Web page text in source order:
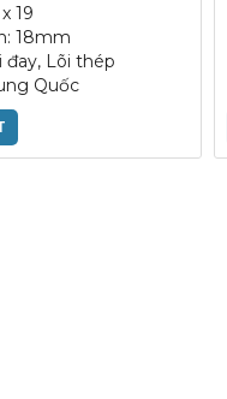
19
18mm
đay, Lõi thép
Quốc